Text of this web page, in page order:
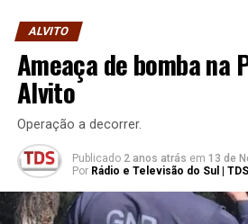
ALVITO
Ameaça de bomba na
Alvito
Operação a decorrer.
Publicado 2 anos atrás em 13 de
Por Rádio e Televisão do Sul | TDS